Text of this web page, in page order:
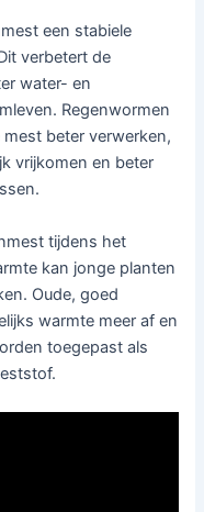
een stabiele
verbetert de
water- en
Regenwormen
beter verwerken,
vrijkomen en beter
tijdens het
kan jonge planten
Oude, goed
warmte meer af en
toegepast als